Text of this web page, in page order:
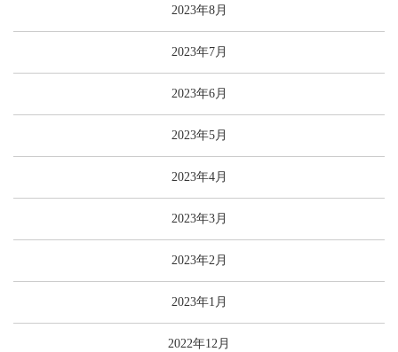
2023年8月
2023年7月
2023年6月
2023年5月
2023年4月
2023年3月
2023年2月
2023年1月
2022年12月